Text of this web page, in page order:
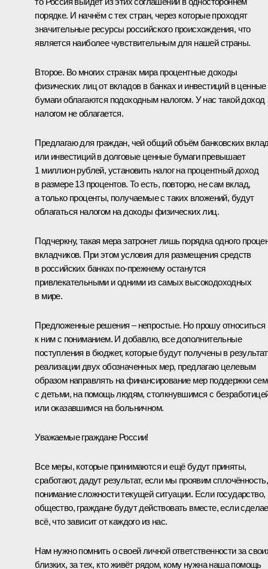
порядке. И начнём с тех стран, через которые проходят
значительные ресурсы российского происхождения, что
является наиболее чувствительным для нашей страны.
Второе. Во многих странах мира процентные доходы
физических лиц от вкладов в банках и инвестиций в ценные
бумаги облагаются подоходным налогом. У нас такой доход
налогом не облагается.
Предлагаю для граждан, чей общий объём банковских
или инвестиций в долговые ценные бумаги превышает
1 миллион рублей, установить налог на процентный доход
в размере 13 процентов. То есть, повторю, не сам вклад,
а только проценты, получаемые с таких вложений, будут
облагаться налогом на доходы физических лиц.
Подчеркну, такая мера затронет лишь порядка одного
вкладчиков. При этом условия для размещения средств
в российских банках по-прежнему останутся
привлекательными и одними из самых высокодоходных
в мире.
Предложенные решения – непростые. Но прошу относиться
к ним с пониманием. И добавлю, все дополнительные
поступления в бюджет, которые будут получены в
реализации двух обозначенных мер, предлагаю целевым
образом направлять на финансирование мер поддержки
с детьми, на помощь людям, столкнувшимся с
или оказавшимся на больничном.
Уважаемые граждане России!
Все меры, которые принимаются и ещё будут приняты,
сработают, дадут результат, если мы проявим сплочённость,
понимание сложности текущей ситуации. Если государство,
общество, граждане будут действовать вместе, если
всё, что зависит от каждого из нас.
Нам нужно помнить о своей личной ответственности за
близких, за тех, кто живёт рядом, кому нужна наша помощь